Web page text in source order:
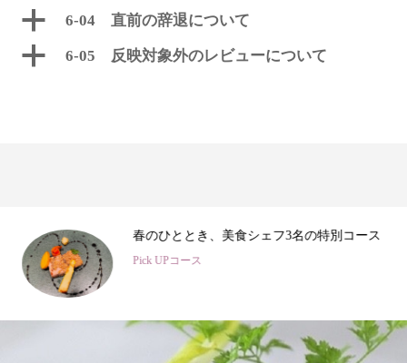
a 6-04 直前の辞退について
a 6-05 反映対象外のレビューについて
春のひととき、美食シェフ3名の特別コース
Pick UPコース